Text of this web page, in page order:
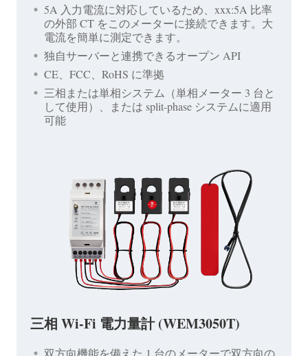
5A 入力電流に対応しているため、xxx:5A 比率
の外部 CT をこのメーターに接続できます。大
電流を簡単に測定できます。
独自サーバーと連携できるオープン API
CE、FCC、RoHS に準拠
三相または単相システム（単相メーター 3 台と
して使用）、または split-phase システムに適用
可能
三相 Wi-Fi 電力量計 (WEM3050T)